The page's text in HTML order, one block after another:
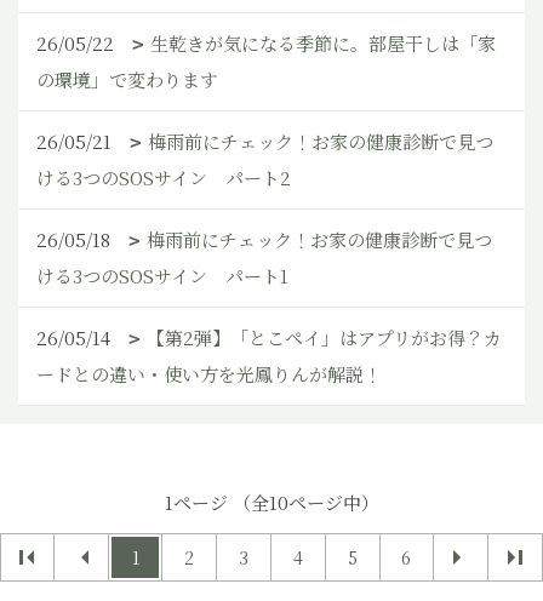
26/05/22
生乾きが気になる季節に。部屋干しは「家
の環境」で変わります
26/05/21
梅雨前にチェック！お家の健康診断で見つ
ける3つのSOSサイン パート2
26/05/18
梅雨前にチェック！お家の健康診断で見つ
ける3つのSOSサイン パート1
26/05/14
【第2弾】「とこペイ」はアプリがお得？カ
ードとの違い・使い方を光鳳りんが解説！
1ページ （全10ページ中）
1 2 3 4 5 6